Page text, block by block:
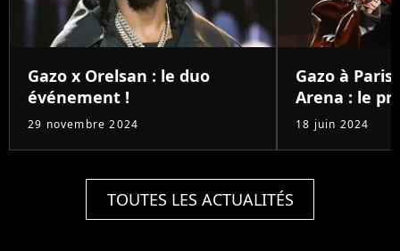
Gazo x Orelsan : le duo
événement !
29 novembre 2024
Gazo à
Arena : le
18 juin 2024
TOUTES LES ACTUALITÉS